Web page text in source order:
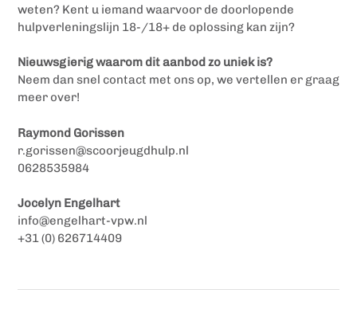
weten? Kent u iemand waarvoor de doorlopende
hulpverleningslijn 18-/18+ de oplossing kan zijn?
Nieuwsgierig waarom dit aanbod zo uniek is?
Neem dan snel contact met ons op, we vertellen er graag
meer over!
Raymond Gorissen
r.gorissen@scoorjeugdhulp.nl
0628535984
Jocelyn Engelhart
info@engelhart-vpw.nl
+31 (0) 626714409